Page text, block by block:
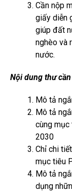
Cần nộp
giấy diễn
giúp đất
nghèo và
nước.
Nội dung thư cần
Mô tả
Mô tả
cùng mục
2030
Chỉ chi
mục tiêu
Mô tả
dụng